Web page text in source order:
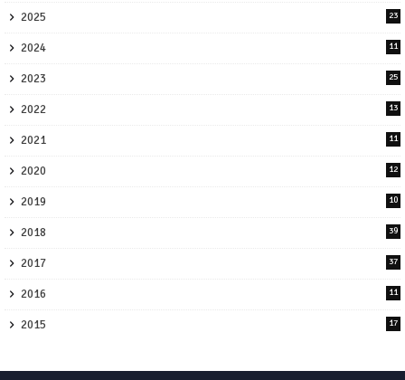
2025 23
2024 11
2023 25
2022 13
2021 11
2020 12
2019 10
2018 39
2017 37
2016 11
2015 17